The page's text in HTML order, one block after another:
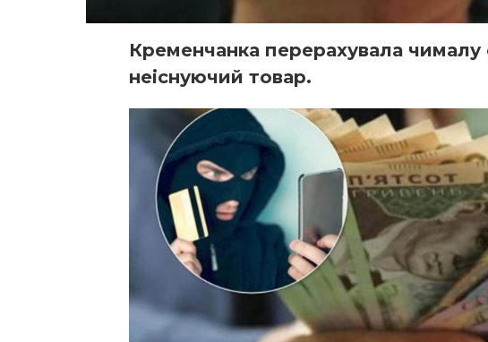
Кременчанка перерахувала чималу
неіснуючий товар.